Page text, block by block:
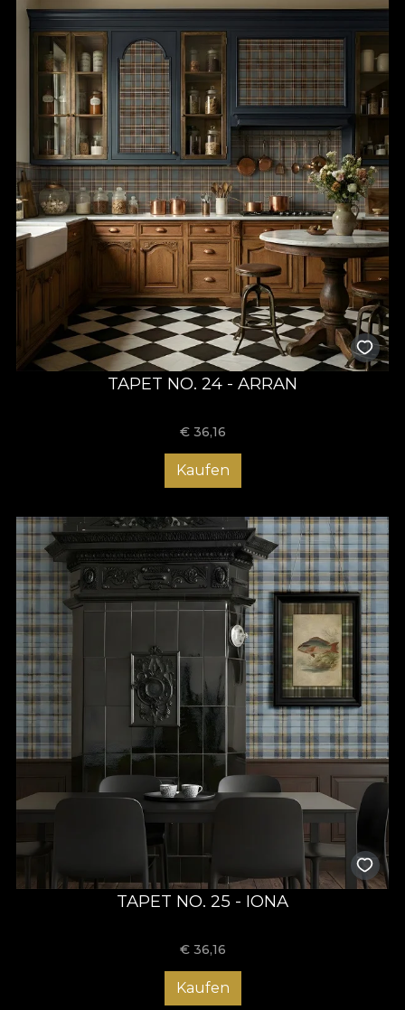
TAPET NO. 24 - ARRAN
€ 36,16
Kaufen
TAPET NO. 25 - IONA
€ 36,16
Kaufen